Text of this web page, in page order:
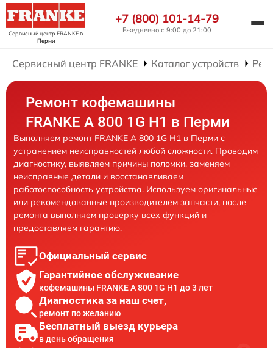
Сервисный центр FRANKEв
Перми
+7 (800) 101-14-79
Ежедневно с 9:00 до 21:00
Сервисный центр FRANKE Каталог устройств
Ремонт кофемашины
FRANKE A 800 1G H1 в Перми
Выполняем ремонт FRANKE A 800 1G H1 в Перми с
устранением неисправностей любой сложности. Проводим
диагностику, выявляем причины поломки, заменяем
неисправные детали и восстанавливаем
работоспособность устройства. Используем оригинальные
или рекомендованные производителем запчасти, после
ремонта выполняем проверку всех функций и
предоставляем гарантию.
Официальный сервис
Гарантийное обслуживание
кофемашины FRANKE A 800 1G H1 до 3 лет
Диагностика за наш счет,
ремонт по желанию
Бесплатный выезд курьера
в день обращения